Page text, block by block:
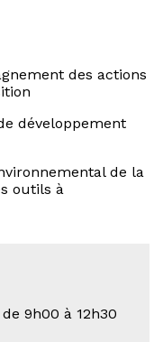
des actions
développement
de la
outils à
9h00 à 12h30